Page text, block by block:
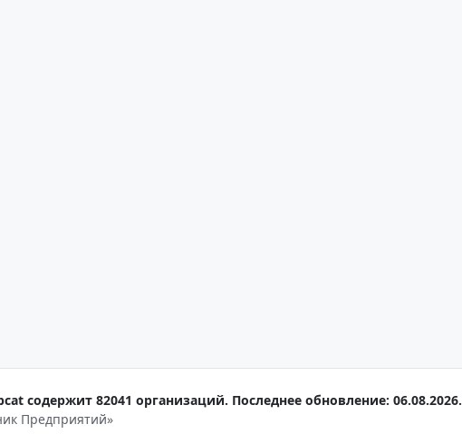
содержит 82041 организаций. Последнее обновление: 06.08.2026.
Предприятий»